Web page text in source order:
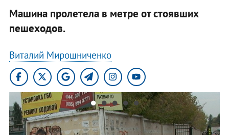
Машина пролетела в метре от стоявших
пешеходов.
Виталий Мирошниченко